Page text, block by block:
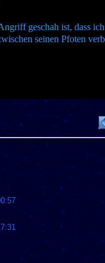
geschah ist, dass
seinen Pfoten